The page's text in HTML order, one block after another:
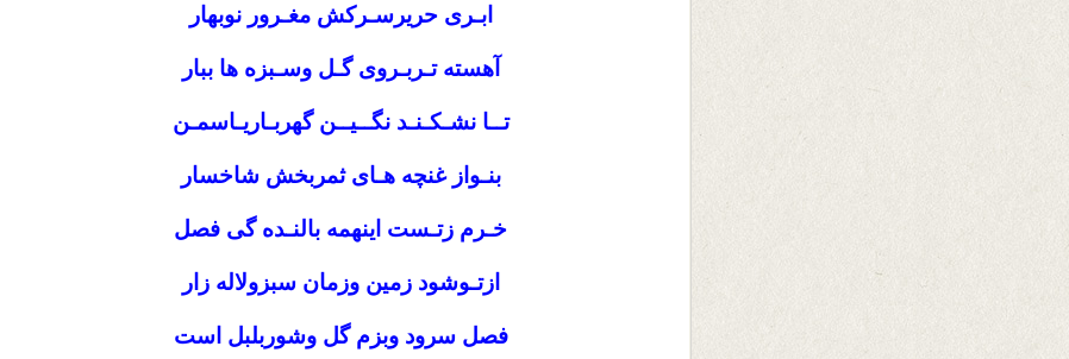
ابـری حریرسـرکش مغـرور نوبهار
آهسته تـربـروی گـل وسـبزه ها ببار
تــا نشـکـنـد نگــیــن گهربـاریـاسمـن
بنـواز غنچه هـای ثمربخش شاخسار
خـرم زتـست اینهمه بالنـده گی فصل
ازتـوشود زمین وزمان سبزولاله زار
فصل سرود وبزم گل وشوربلبل است